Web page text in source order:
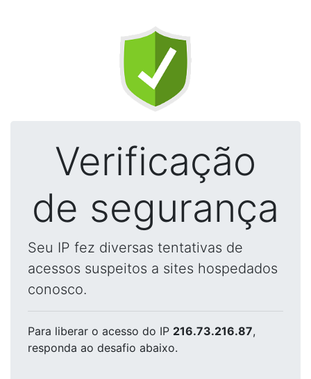
Verificação
de segurança
Seu IP fez diversas tentativas de
acessos suspeitos a sites hospedados
conosco.
Para liberar o acesso do IP 216.73.216.87,
responda ao desafio abaixo.